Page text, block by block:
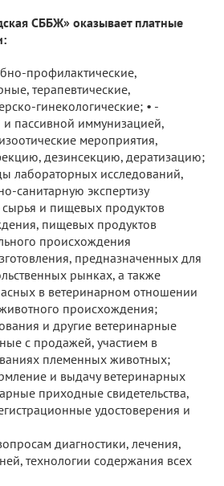
СББЖ» оказывает платные
профилактические,
терапевтические,
гинекологические; • -
и пассивной иммунизацией,
мероприятия,
дезинсекцию, дератизацию;
лабораторных исследований,
санитарную экспертизу
сырья и пищевых продуктов
пищевых продуктов
происхождения
предназначенных для
рынках, а также
в ветеринарном отношении
происхождения;
и другие ветеринарные
с продажей, участием в
племенных животных;
и выдачу ветеринарных
приходные свидетельства,
удостоверения и
диагностики, лечения,
технологии содержания всех